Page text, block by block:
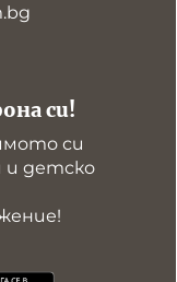
си!
си
и детско